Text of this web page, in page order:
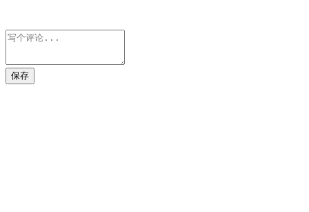
保存